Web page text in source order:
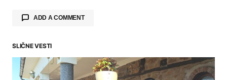
ADD A COMMENT
Your email address will not be published.
Required fields are marked*
SLIČNE VESTI